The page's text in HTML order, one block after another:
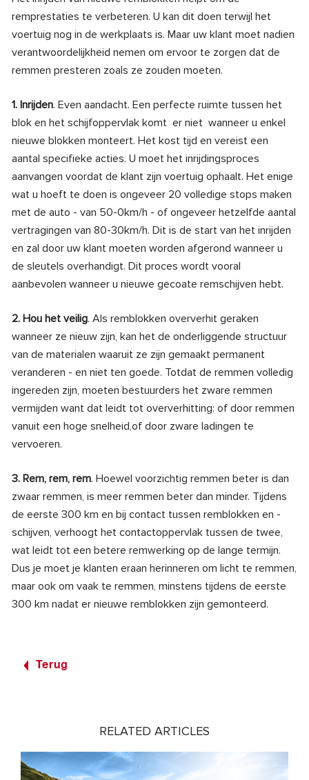
remprestaties te verbeteren. U kan dit doen terwijl het
voertuig nog in de werkplaats is. Maar uw klant moet nadien
verantwoordelijkheid nemen om ervoor te zorgen dat de
remmen presteren zoals ze zouden moeten.
1. Inrijden. Even aandacht. Een perfecte ruimte tussen het
blok en het schijfoppervlak komt er niet wanneer u enkel
nieuwe blokken monteert. Het kost tijd en vereist een
aantal specifieke acties. U moet het inrijdingsproces
aanvangen voordat de klant zijn voertuig ophaalt. Het enige
wat u hoeft te doen is ongeveer 20 volledige stops maken
met de auto - van 50-0km/h - of ongeveer hetzelfde aantal
vertragingen van 80-30km/h. Dit is de start van het inrijden
en zal door uw klant moeten worden afgerond wanneer u
de sleutels overhandigt. Dit proces wordt vooral
aanbevolen wanneer u nieuwe gecoate remschijven hebt.
2. Hou het veilig. Als remblokken oververhit geraken
wanneer ze nieuw zijn, kan het de onderliggende structuur
van de materialen waaruit ze zijn gemaakt permanent
veranderen - en niet ten goede. Totdat de remmen volledig
ingereden zijn, moeten bestuurders het zware remmen
vermijden want dat leidt tot oververhitting: of door remmen
vanuit een hoge snelheid,of door zware ladingen te
vervoeren.
3. Rem, rem, rem. Hoewel voorzichtig remmen beter is dan
zwaar remmen, is meer remmen beter dan minder. Tijdens
de eerste 300 km en bij contact tussen remblokken en -
schijven, verhoogt het contactoppervlak tussen de twee,
wat leidt tot een betere remwerking op de lange termijn.
Dus je moet je klanten eraan herinneren om licht te remmen,
maar ook om vaak te remmen, minstens tijdens de eerste
300 km nadat er nieuwe remblokken zijn gemonteerd.
Terug
RELATED ARTICLES